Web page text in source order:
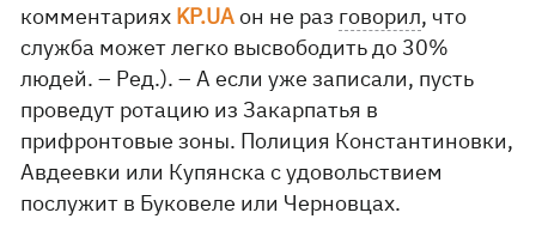
комментариях KP.UAон не раз говорил, что
служба может легко высвободить до 30%
людей. – Ред.). – А если уже записали, пусть
проведут ротацию из Закарпатья в
прифронтовые зоны. Полиция Константиновки,
Авдеевки или Купянска с удовольствием
послужит в Буковеле или Черновцах.